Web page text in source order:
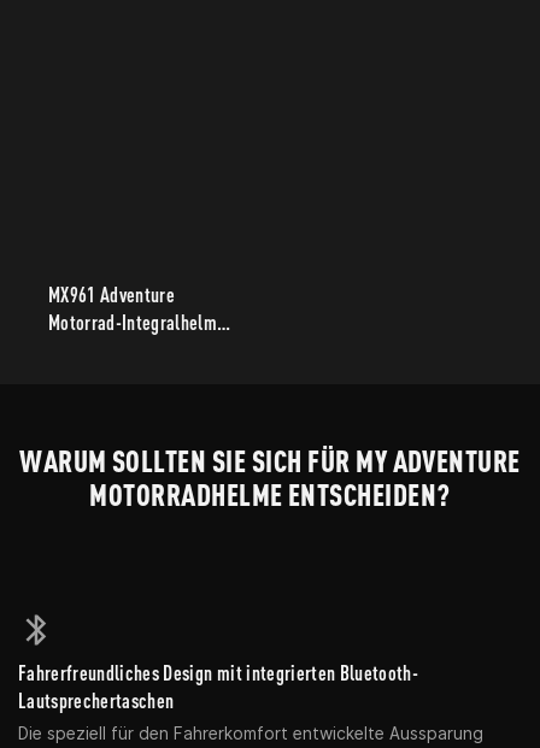
MX961 Adventure
Motorrad-Integralhelm
WARUM SOLLTEN SIE SICH FÜR MY ADVENTURE
MOTORRADHELME ENTSCHEIDEN?
Fahrerfreundliches Design mit integrierten Bluetooth-
Lautsprechertaschen
Die speziell für den Fahrerkomfort entwickelte Aussparung